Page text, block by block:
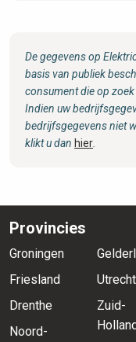
De gegevens op
basis van publiek
consument die op
Indien uw
bedrijfsgegevens niet
klikt u dan hier
Provincies
Groningen
Friesland
Drenthe
Noord-
Utrecht
Zuid-